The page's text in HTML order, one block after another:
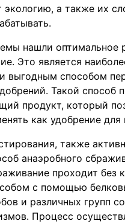
экологию, а также их
нашли
Это является
выгодным способом
Такой способ
продукт, который
как удобрение для
также
анаэробного
проходит без
с помощью
и различных групп
Процесс